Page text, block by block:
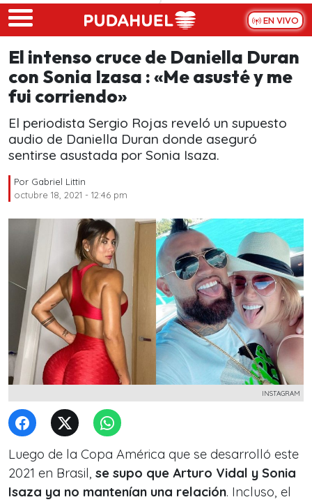
Skip to main content
EN VIVO
El intenso cruce de Daniella Duran
con Sonia Izasa : «Me asusté y me
fui corriendo»
El periodista Sergio Rojas reveló un supuesto
audio de Daniella Duran donde aseguró
sentirse asustada por Sonia Isaza.
Por Gabriel Littin
octubre 18, 2021 - 12:46 pm
INSTAGRAM
Luego de la Copa América que se desarrolló este
2021 en Brasil, se supo que Arturo Vidal y Sonia
Isaza ya no mantenían una relación. Incluso, el